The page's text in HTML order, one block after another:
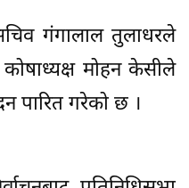
गंगालाल तुलाधरले
कोषाध्यक्ष मोहन केसीले
पारित गरेको छ ।